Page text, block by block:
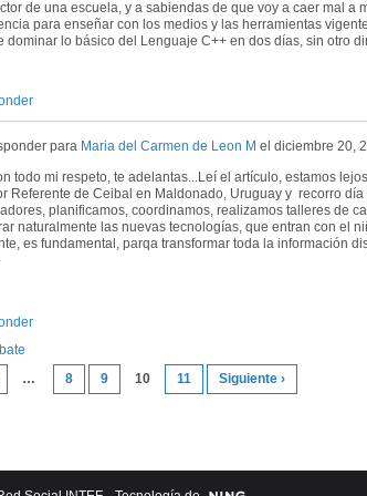
de una escuela, y a sabiendas de que voy a caer mal a
para enseñar con los medios y las herramientas
dominar lo básico del Lenguaje C++ en dos días, sin otro
para Maria del Carmen de Leon M el diciembre 20,
todo mi respeto, te adelantas...Leí el artículo, estamos
Referente de Ceibal en Maldonado, Uruguay y recorro
planificamos, coordinamos, realizamos talleres de
naturalmente las nuevas tecnologías, que entran con el
es fundamental, parqa transformar toda la información
… 8 9 10 11 Siguiente ›